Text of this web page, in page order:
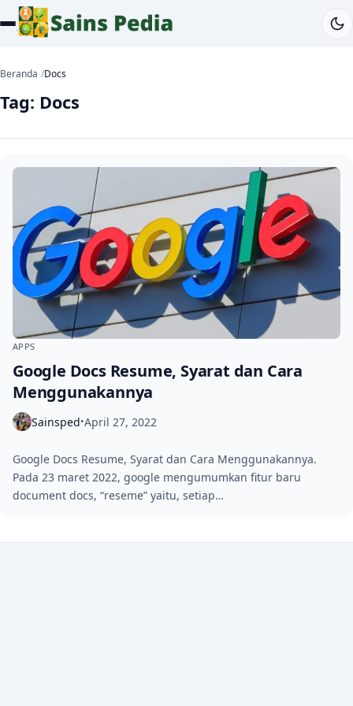
Beranda Docs
Tag: Docs
APPS
Google Docs Resume, Syarat dan Cara
Menggunakannya
Sainsped•April 27, 2022
Google Docs Resume, Syarat dan Cara Menggunakannya.
Pada 23 maret 2022, google mengumumkan fitur baru
document docs, “reseme” yaitu, setiap…